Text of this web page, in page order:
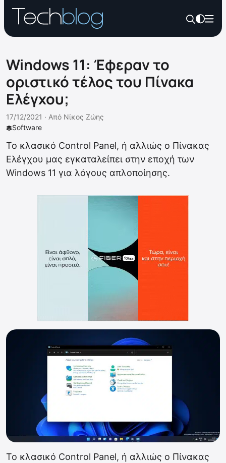
Windows 11: Έφεραν το
οριστικό τέλος του Πίνακα
Ελέγχου;
Software
17/12/2021 · Από Νίκος Ζώης
Το κλασικό Control Panel, ή αλλιώς ο Πίνακας
Ελέγχου μας εγκαταλείπει στην εποχή των
Windows 11 για λόγους απλοποίησης.
Το κλασικό Control Panel, ή αλλιώς ο Πίνακας